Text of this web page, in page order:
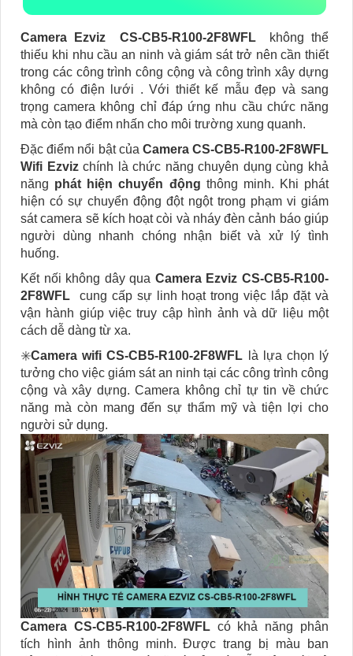
Camera Ezviz CS-CB5-R100-2F8WFL
không thể
thiếu khi nhu cầu an ninh và giám sát trở nên cần thiết
trong các công trình công cộng và công trình xây dựng
không có điện lưới . Với thiết kế mẫu đẹp và sang
trọng camera không chỉ đáp ứng nhu cầu chức năng
mà còn tạo điểm nhấn cho môi trường xung quanh.
Đặc điểm nổi bật của Camera CS-CB5-R100-2F8WFL
Wifi Ezvizchính là chức năng chuyên dụng cùng khả
năng phát hiện chuyển động thông minh. Khi phát
hiện có sự chuyển động đột ngột trong phạm vi giám
sát camera sẽ kích hoạt còi và nháy đèn cảnh báo giúp
người dùng nhanh chóng nhận biết và xử lý tình
huống.
Kết nối không dây qua Camera Ezviz CS-CB5-R100-
2F8WFL
cung cấp sự linh hoạt trong việc lắp đặt và
vận hành giúp việc truy cập hình ảnh và dữ liệu một
cách dễ dàng từ xa.
✳️Camera wifi CS-CB5-R100-2F8WFL
là lựa chọn lý
tưởng cho việc giám sát an ninh tại các công trình công
cộng và xây dựng. Camera không chỉ tự tin về chức
năng mà còn mang đến sự thẩm mỹ và tiện lợi cho
người sử dụng.
Camera CS-CB5-R100-2F8WFL có khả năng phân
tích hình ảnh thông minh. Được trang bị màu ban